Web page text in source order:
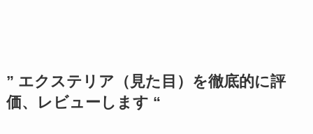
” エクステリア（見た目）を徹底的に評
価、レビューします “